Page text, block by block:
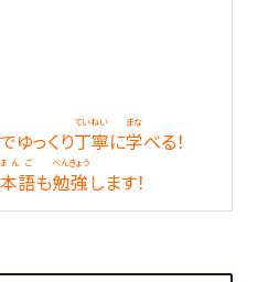
ゆっくり丁寧
ていねい
に学
まな
べる！
語
んご
も勉強
べんきょう
します！